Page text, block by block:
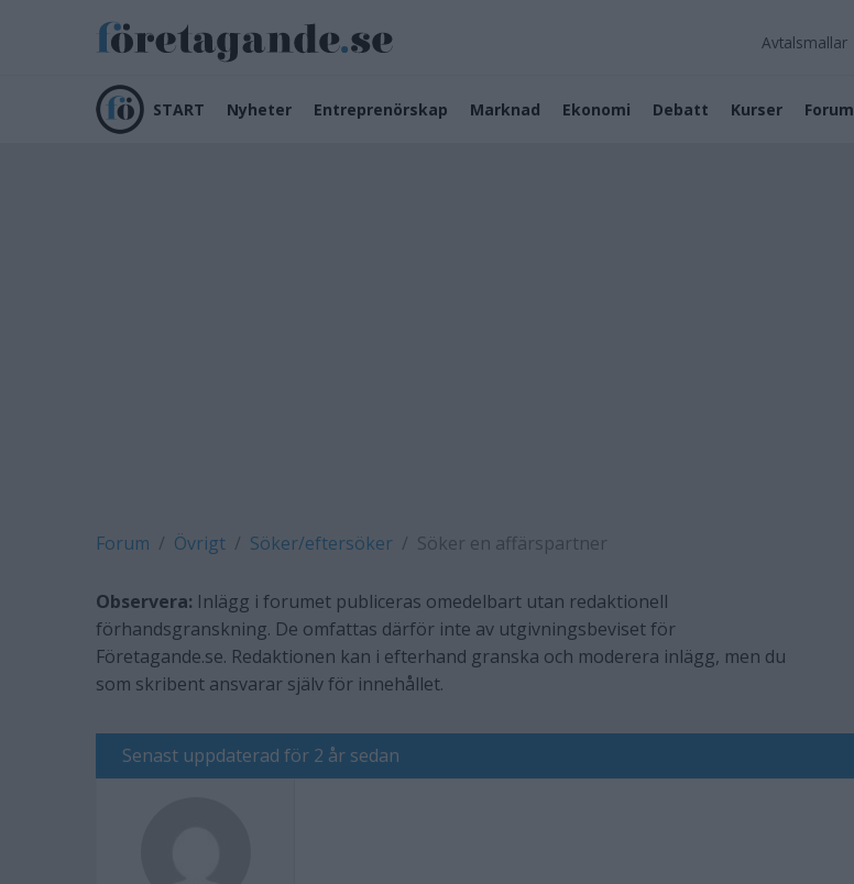
Avtalsmallar
START Nyheter Entreprenörskap Marknad Ekonomi Debatt Kurser Forum
Forum Övrigt Söker/eftersöker Söker en affärspartner
Observera: Inlägg i forumet publiceras omedelbart utan redaktionell
förhandsgranskning. De omfattas därför inte av utgivningsbeviset för
Företagande.se. Redaktionen kan i efterhand granska och moderera inlägg, men du
som skribent ansvarar själv för innehållet.
Senast uppdaterad för 2 år sedan